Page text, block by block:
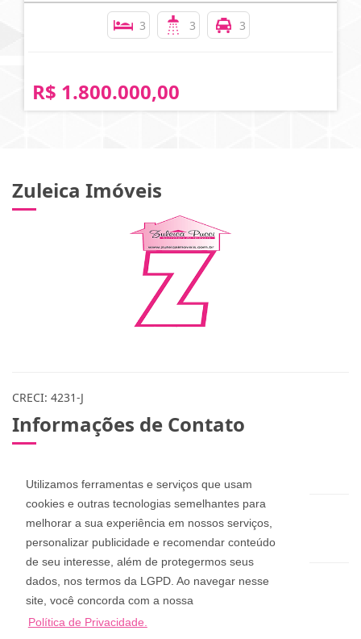
Utilizamos ferramentas e serviços que usam
cookies e outras tecnologias semelhantes para
melhorar a sua experiência em nossos serviços,
personalizar publicidade e recomendar conteúdo
de seu interesse, além de protegermos seus
dados, nos termos da LGPD. Ao navegar nesse
site, você concorda com a nossa
Política de Privacidade.
3 3 3
R$ 1.800.000,00
Zuleica Imóveis
CRECI: 4231-J
Informações de Contato
zuleicapinheira@hotmail.com
dan_pucci@hotmail.com
Zuleica Imóveis
Rua Aderbal Ramos da Silva, 68, Pinheira
Palhoça - Santa Catarina